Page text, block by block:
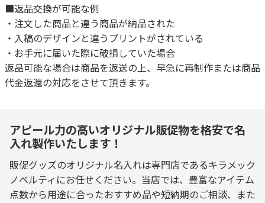
■返品交換が可能な例
・注文した商品と違う商品が納品された
・入稿のデザインと違うプリントがされている
・お手元に届いた際に破損していた場合
返品可能な場合は商品を返送の上、早急に再制作または商品
代金返還の対応をさせて頂きます。
アピール力の高いオリジナル販促物を格安で名
入れ製作いたします！
販促グッズのオリジナル名入れは専門店であるキラメック
ノベルティにお任せください。当店では、豊富なアイテム
点数から用途に合ったおすすめ品や短納期のご相談、また